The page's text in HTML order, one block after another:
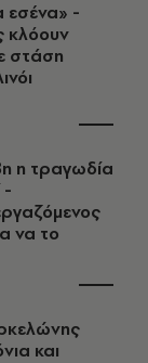
εσένα» -
κλόουν
στάση
η τραγωδία
-
να το
και